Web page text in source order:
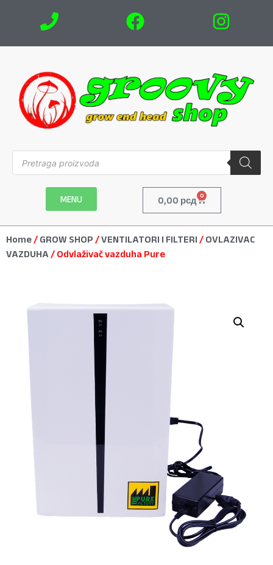
MENU 0,00 рсд 0
Home / GROW SHOP /VENTILATORI I FILTERI / OVLAZIVAC
VAZDUHA / Odvlaživač vazduha Pure